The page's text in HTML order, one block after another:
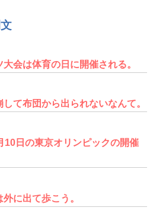
会は体育の日に開催される。
て布団から出られないなんて。
10日の東京オリンピックの開催
に出て歩こう。